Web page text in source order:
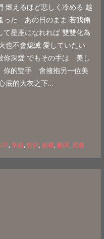
えるほど悲しく冷める 越
った あの日のまま 若我倆
星座になれれば 雙雙化為
也不會熄滅 愛していたい
你深愛 でもその手は 美し
的雙手 會擁抱另一位美
底的大衣之下…
片, 單曲, 歌詞, 細碟, 翻譯, 黑膠